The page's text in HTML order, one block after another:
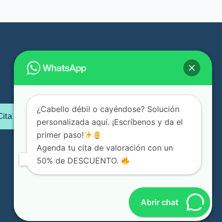
F
a
c
e
b
o
o
k
-
f
n
s
t
a
a
m
¿Cabello débil o cayéndose? Solución
personalizada aquí. ¡Escríbenos y da el
primer paso!
Agenda tu cita de valoración con un
50% de DESCUENTO.
Abrir chat